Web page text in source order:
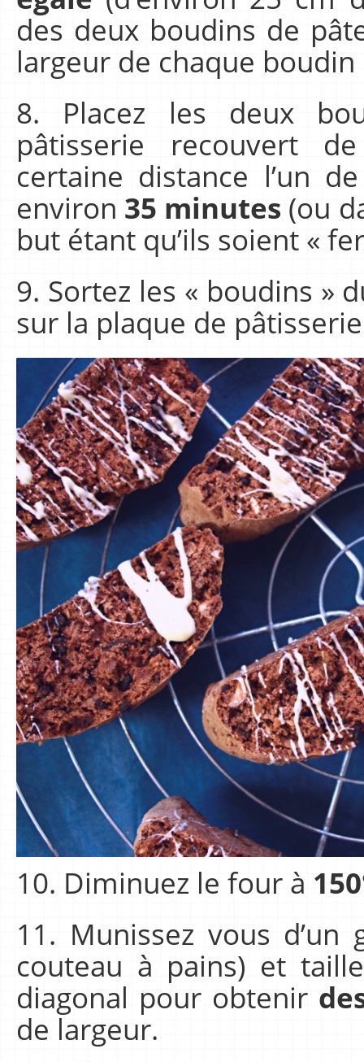
des deux boudins de
largeur de chaque
8. Placez les deux
pâtisserie recouvert
certaine distance l’un
environ 35 minutes (ou
but étant qu’ils soient «
9. Sortez les « boudins »
sur la plaque de
10. Diminuez le four à
11. Munissez vous
couteau à pains) et
diagonal pour obtenir
de largeur.